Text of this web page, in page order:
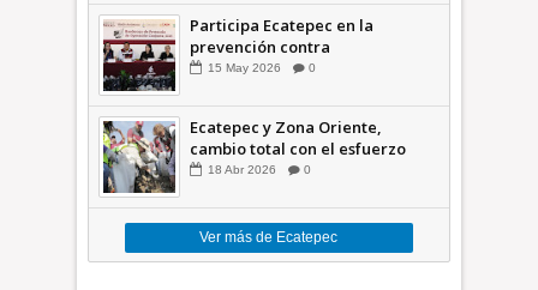
Participa Ecatepec en la
prevención contra
inundaciones en el Valle de
15 May 2026 0
Ecatepec y Zona Oriente,
cambio total con el esfuerzo
conjunto: Azucena; retiran 21
18 Abr 2026 0
Ver más de Ecatepec